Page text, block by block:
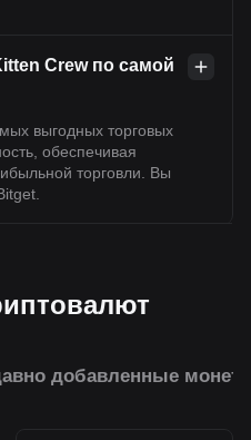
Crew по самой
выгодных торговых
обеспечивая
торговли. Вы
добавленные